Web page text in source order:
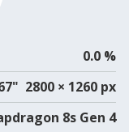
0.0 %
2800 × 1260 px
8s Gen 4